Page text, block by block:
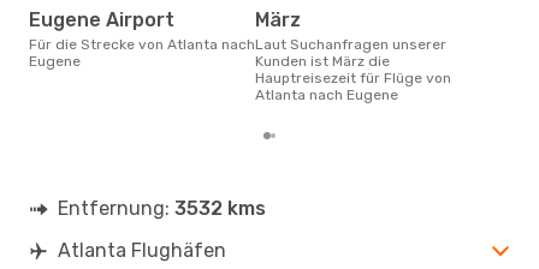
Eugene Airport
Für die Strecke von Atlanta nach
Eugene
März
Laut Suchanfragen unserer
Kunden ist März die
Hauptreisezeit für Flüge von
Atlanta nach Eugene
Entfernung: 3532 kms
Atlanta Flughäfen